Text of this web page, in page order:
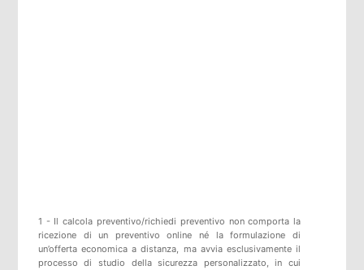
1 - Il calcola preventivo/richiedi preventivo non comporta la
ricezione di un preventivo online né la formulazione di
un’offerta economica a distanza, ma avvia esclusivamente il
processo di studio della sicurezza personalizzato, in cui